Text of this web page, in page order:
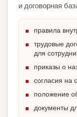
и договорная
правила
трудовые
для
приказы о
согласия на
положение
документы